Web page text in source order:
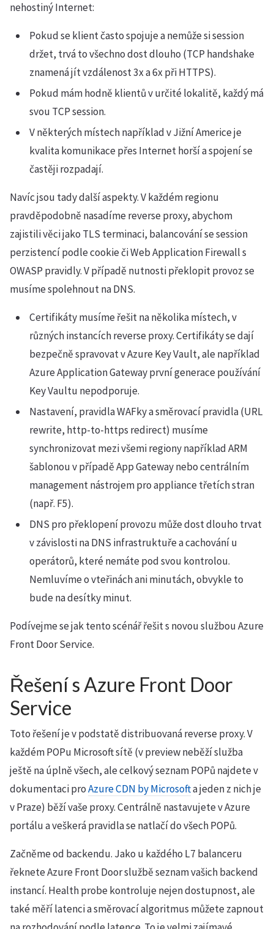
nehostiný Internet:
Pokud se klient často spojuje a nemůže si session
držet, trvá to všechno dost dlouho (TCP handshake
znamená jít vzdálenost 3x a 6x při HTTPS).
Pokud mám hodně klientů v určité lokalitě, každý má
svou TCP session.
V některých místech například v Jižní Americe je
kvalita komunikace přes Internet horší a spojení se
častěji rozpadají.
Navíc jsou tady další aspekty. V každém regionu
pravděpodobně nasadíme reverse proxy, abychom
zajistili věci jako TLS terminaci, balancování se session
perzistencí podle cookie či Web Application Firewall s
OWASP pravidly. V případě nutnosti překlopit provoz se
musíme spolehnout na DNS.
Certifikáty musíme řešit na několika místech, v
různých instancích reverse proxy. Certifikáty se dají
bezpečně spravovat v Azure Key Vault, ale například
Azure Application Gateway první generace používání
Key Vaultu nepodporuje.
Nastavení, pravidla WAFky a směrovací pravidla (URL
rewrite, http-to-https redirect) musíme
synchronizovat mezi všemi regiony například ARM
šablonou v případě App Gateway nebo centrálním
management nástrojem pro appliance třetích stran
(např. F5).
DNS pro překlopení provozu může dost dlouho trvat
v závislosti na DNS infrastruktuře a cachování u
operátorů, které nemáte pod svou kontrolou.
Nemluvíme o vteřinách ani minutách, obvykle to
bude na desítky minut.
Podívejme se jak tento scénář řešit s novou službou Azure
Front Door Service.
Řešení s Azure Front Door
Service
Toto řešení je v podstatě distribuovaná reverse proxy. V
každém POPu Microsoft sítě (v preview neběží služba
ještě na úplně všech, ale celkový seznam POPů najdete v
dokumentaci proAzure CDN by Microsofta jeden z nich je
v Praze) běží vaše proxy. Centrálně nastavujete v Azure
portálu a veškerá pravidla se natlačí do všech POPů.
Začněme od backendu. Jako u každého L7 balanceru
řeknete Azure Front Door službě seznam vašich backend
instancí. Health probe kontroluje nejen dostupnost, ale
také měří latenci a směrovací algoritmus můžete zapnout